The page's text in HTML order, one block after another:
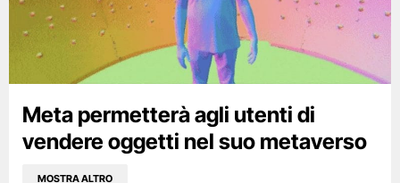
Meta permetterà agli utenti di
vendere oggetti nel suo metaverso
MOSTRA ALTRO